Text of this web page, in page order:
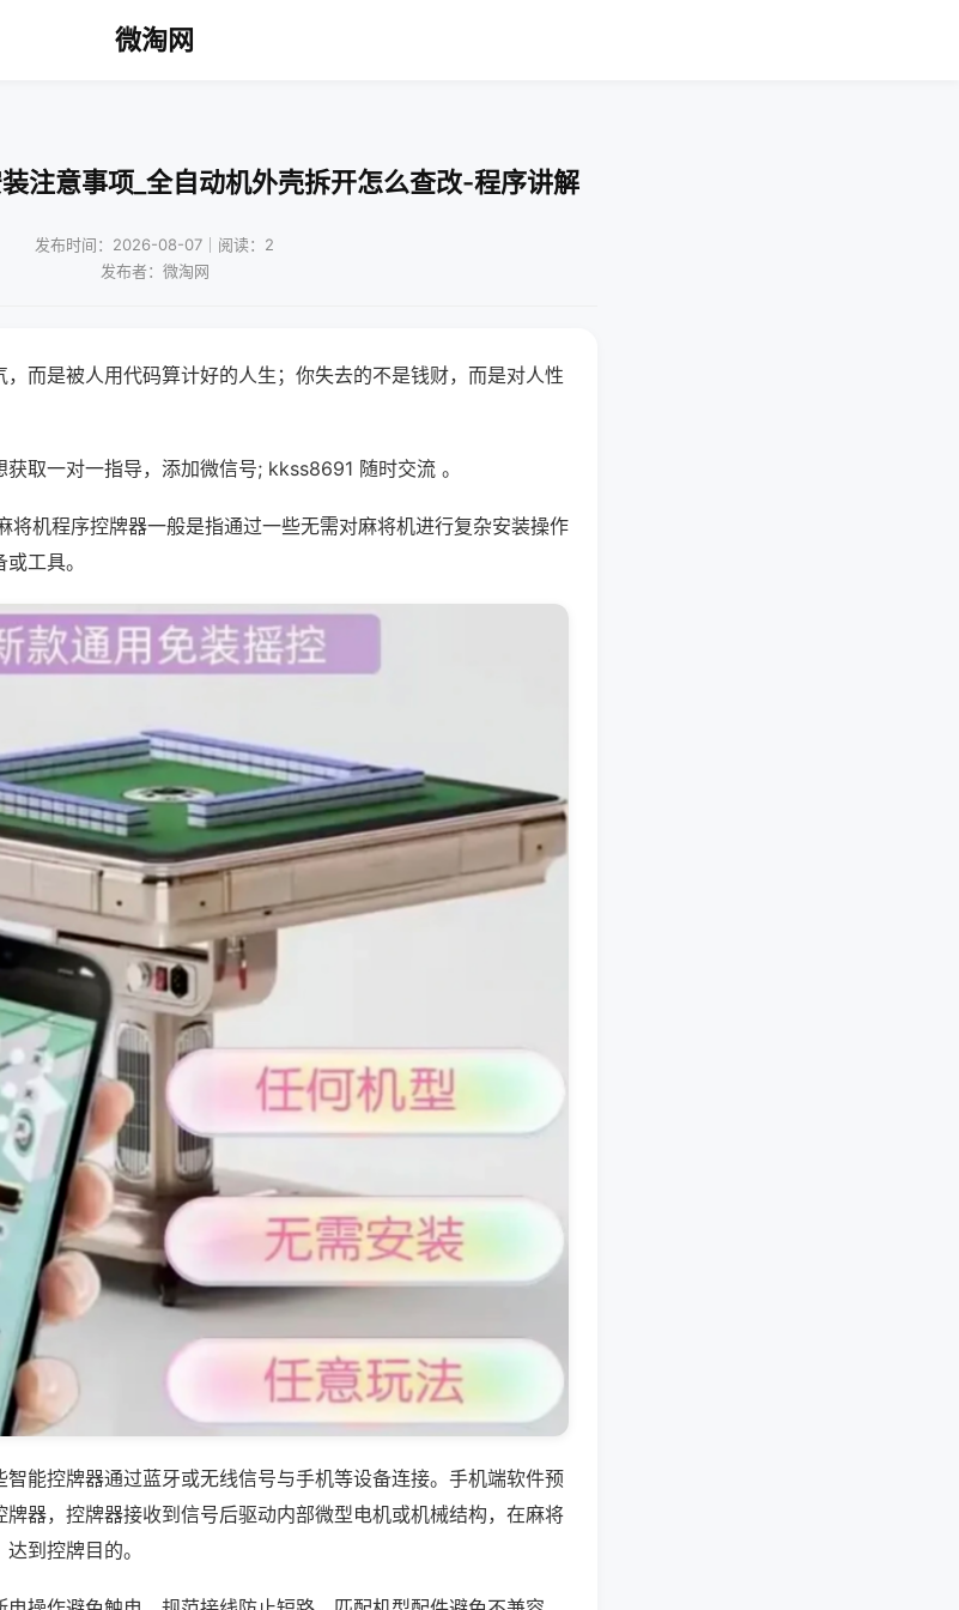
微淘网
注意事项_全自动机外壳拆开怎么查改-程序讲解
发布时间：2026-08-07｜阅读：2
发布者：微淘网
而是被人用代码算计好的人生；你失去的不是钱财，而是对人性
取一对一指导，添加微信号; kkss8691 随时交流 。
将机程序控牌器一般是指通过一些无需对麻将机进行复杂安装操作
工具。
能控牌器通过蓝牙或无线信号与手机等设备连接。手机端软件预
器，控牌器接收到信号后驱动内部微型电机或机械结构，在麻将
到控牌目的。